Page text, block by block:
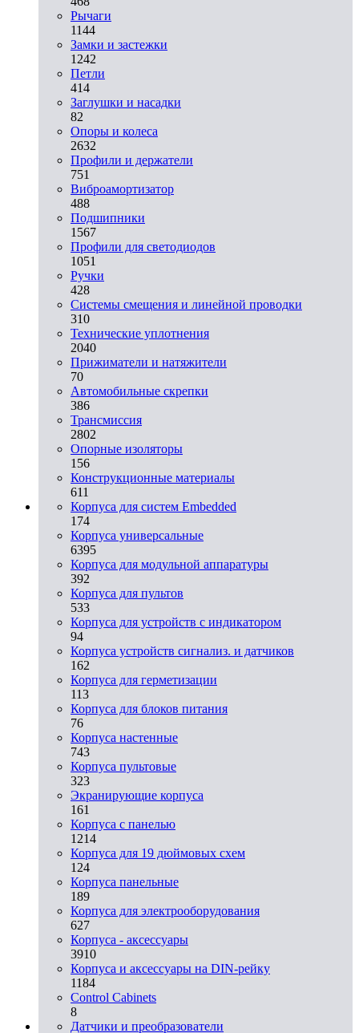
Рычаги
1144
Замки и застежки
1242
Петли
414
Заглушки и насадки
82
Опоры и колеса
2632
Профили и держатели
751
Виброамортизатор
488
Подшипники
1567
Профили для светодиодов
1051
Ручки
428
Системы смещения и линейной проводки
310
Технические уплотнения
2040
Прижиматели и натяжители
70
Автомобильные скрепки
386
Трансмиссия
2802
Опорные изоляторы
156
Конструкционные материалы
611
Корпуса для систем Embedded
174
Корпуса универсальные
6395
Корпуса для модульной аппаратуры
392
Корпуса для пультов
533
Корпуса для устройств с индикатором
94
Корпуса устройств сигнализ. и датчиков
162
Корпуса для герметизации
113
Корпуса для блоков питания
76
Корпуса настенные
743
Корпуса пультовые
323
Экранирующие корпуса
161
Корпуса с панелью
1214
Корпуса для 19 дюймовых схем
124
Корпуса панельные
189
Корпуса для электрооборудования
627
Корпуса - аксессуары
3910
Корпуса и аксессуары на DIN-рейку
1184
Control Cabinets
8
Датчики и преобразователи